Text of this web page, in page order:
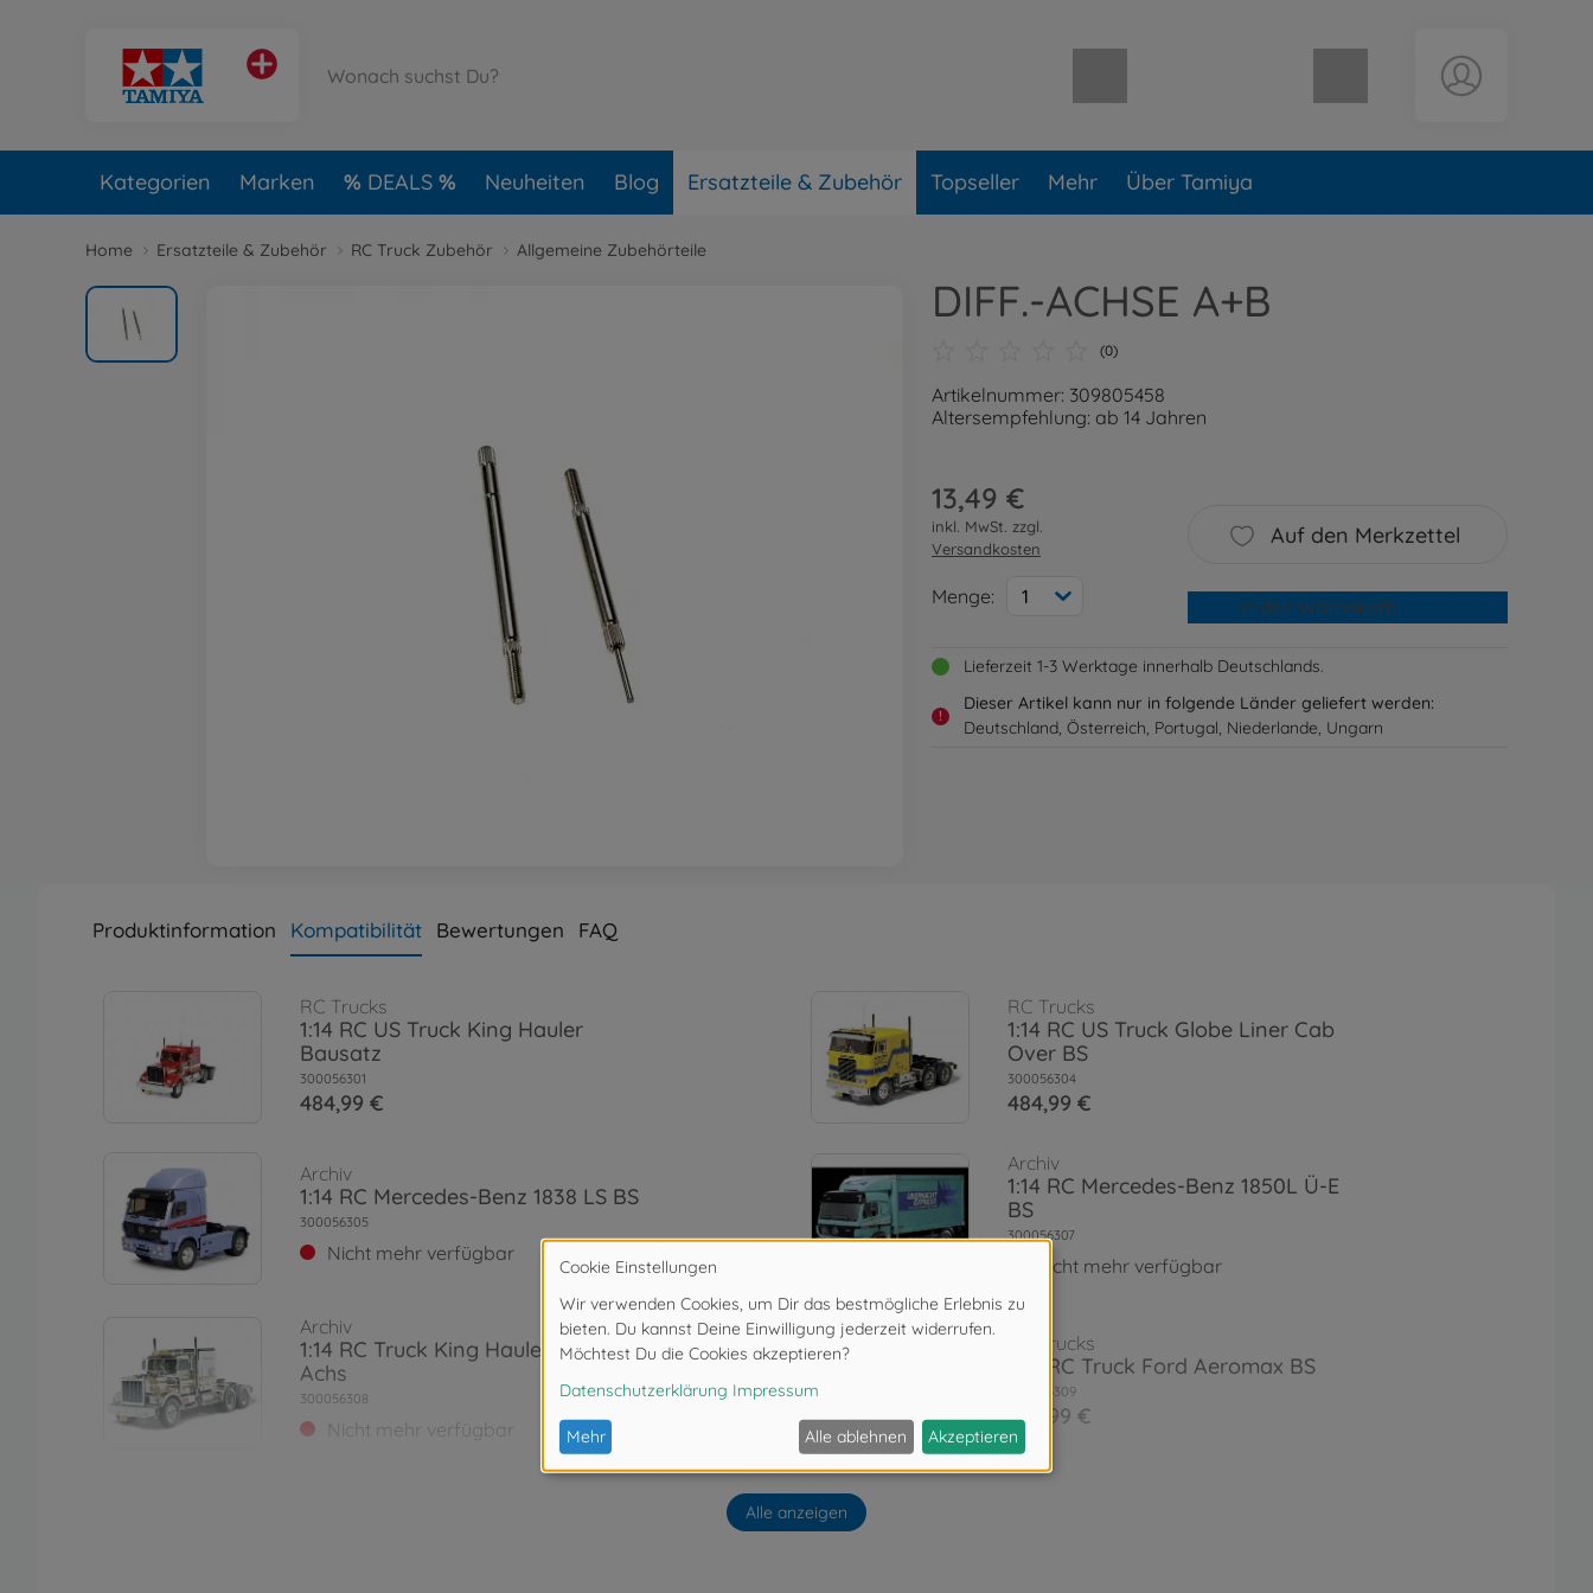
Warenkorb leer
Kategorien Marken DEALS Neuheiten Blog Ersatzteile & Zubehör Topseller Mehr Über Tamiya
Home Ersatzteile & Zubehör RC Truck Zubehör Allgemeine Zubehörteile
DIFF.-ACHSE A+B
(0)
Artikelnummer: 309805458
Altersempfehlung: ab 14 Jahren
13,49 €
inkl. MwSt. zzgl.
Versandkosten
Menge: 1
Auf den Merkzettel
In den Warenkorb
Lieferzeit 1-3 Werktage innerhalb Deutschlands.
!
Dieser Artikel kann nur in folgende Länder geliefert werden:
Deutschland, Österreich, Portugal, Niederlande, Ungarn
Produktinformation Kompatibilität Bewertungen FAQ
RC Trucks
1:14 RC US Truck King Hauler
Bausatz
300056301
484,99 €
RC Trucks
1:14 RC US Truck Globe Liner Cab
Over BS
300056304
484,99 €
Archiv
1:14 RC Mercedes-Benz 1838 LS BS
300056305
Nicht mehr verfügbar
Archiv
1:14 RC Mercedes-Benz 1850L Ü-E
BS
300056307
Nicht mehr verfügbar
Archiv
1:14 RC Truck King Hauler Chrom 3
Achs
300056308
Nicht mehr verfügbar
RC Trucks
1:14 RC Truck Ford Aeromax BS
300056309
454,99 €
Alle anzeigen